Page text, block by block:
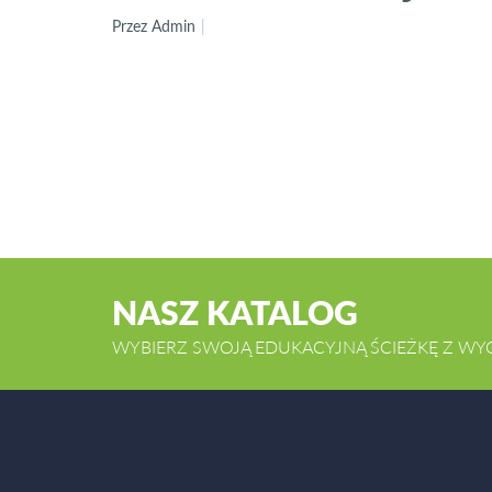
Przez Admin
NASZ KATALOG
WYBIERZ SWOJĄ EDUKACYJNĄ ŚCIEŻKĘ Z